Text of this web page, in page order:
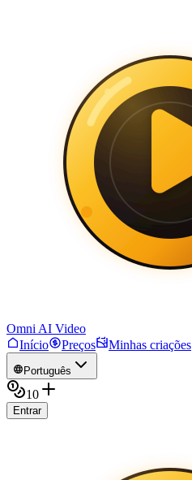
Omni AI Video
Início
Preços Minhas criações
Português
10
Entrar